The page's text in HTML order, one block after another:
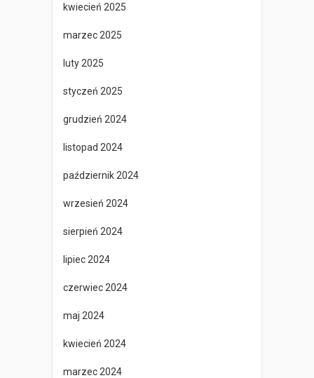
kwiecień 2025
marzec 2025
luty 2025
styczeń 2025
grudzień 2024
listopad 2024
październik 2024
wrzesień 2024
sierpień 2024
lipiec 2024
czerwiec 2024
maj 2024
kwiecień 2024
marzec 2024